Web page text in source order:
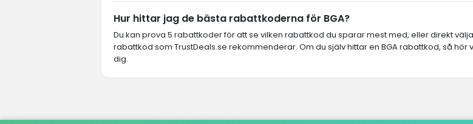
Hur hittar jag de bästa rabattkoderna för BGA?
Du kan prova 5 rabattkoder för att se vilken rabattkod du sparar mest med, eller direkt
rabattkod som TrustDeals.se rekommenderar. Om du själv hittar en BGA rabattkod, så hör
dig.